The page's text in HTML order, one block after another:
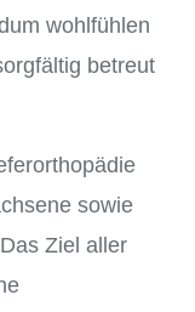
wohlfühlen
betreut
sowie
Ziel aller